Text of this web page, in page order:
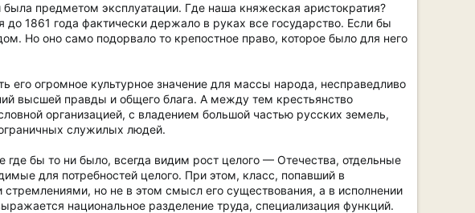
предметом эксплуатации. Где наша княжеская аристократия?
1861 года фактически держало в руках все государство. Если бы
Но оно само подорвало то крепостное право, которое было для него
его огромное культурное значение для массы народа, несправедливо
высшей правды и общего блага. А между тем крестьянство
организацией, с владением большой частью русских земель,
служилых людей.
бы то ни было, всегда видим рост целого — Отечества, отдельные
для потребностей целого. При этом, класс, попавший в
но не в этом смысл его существования, а в исполнении
национальное разделение труда, специализация функций.